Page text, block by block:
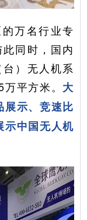
万名行业专
同时，国内
）无人机系
平方米。 大
展示、竞速比
示中国无人机